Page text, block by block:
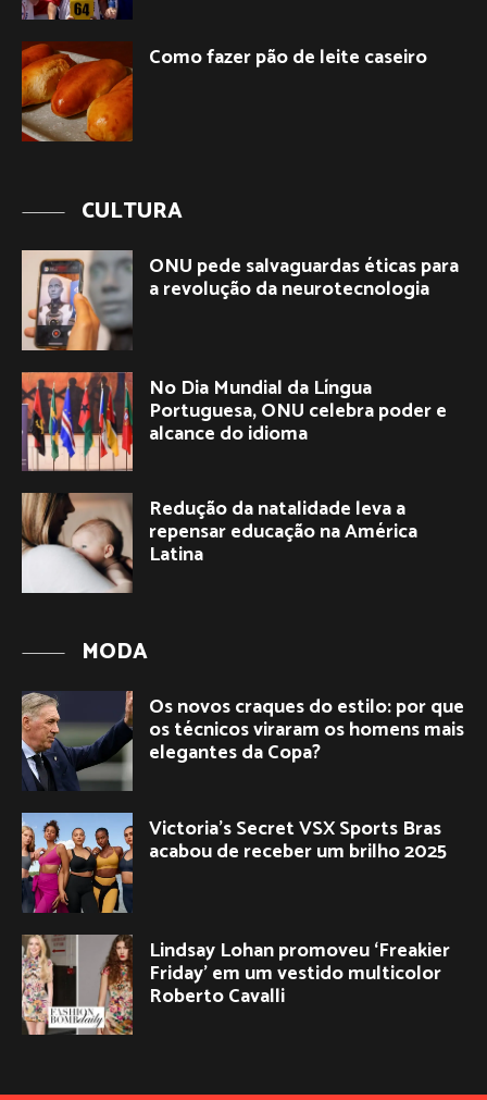
Como fazer pão de leite caseiro
CULTURA
ONU pede salvaguardas éticas para
a revolução da neurotecnologia
No Dia Mundial da Língua
Portuguesa, ONU celebra poder e
alcance do idioma
Redução da natalidade leva a
repensar educação na América
Latina
MODA
Os novos craques do estilo: por que
os técnicos viraram os homens mais
elegantes da Copa?
Victoria’s Secret VSX Sports Bras
acabou de receber um brilho 2025
Lindsay Lohan promoveu ‘Freakier
Friday’ em um vestido multicolor
Roberto Cavalli